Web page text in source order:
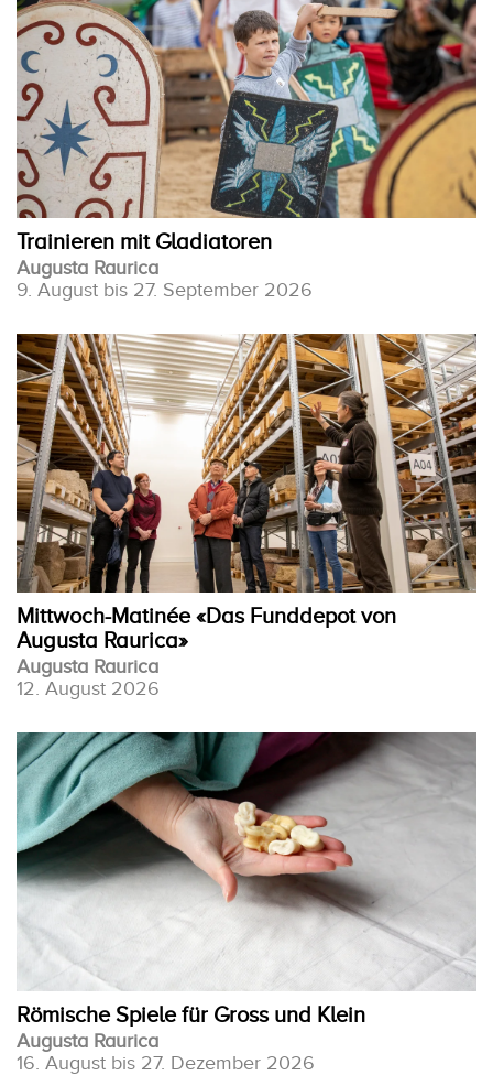
Trainieren mit Gladiatoren
Augusta Raurica
9. August bis 27. September 2026
Mittwoch-Matinée «Das Funddepot von
Augusta Raurica»
Augusta Raurica
12. August 2026
Römische Spiele für Gross und Klein
Augusta Raurica
16. August bis 27. Dezember 2026